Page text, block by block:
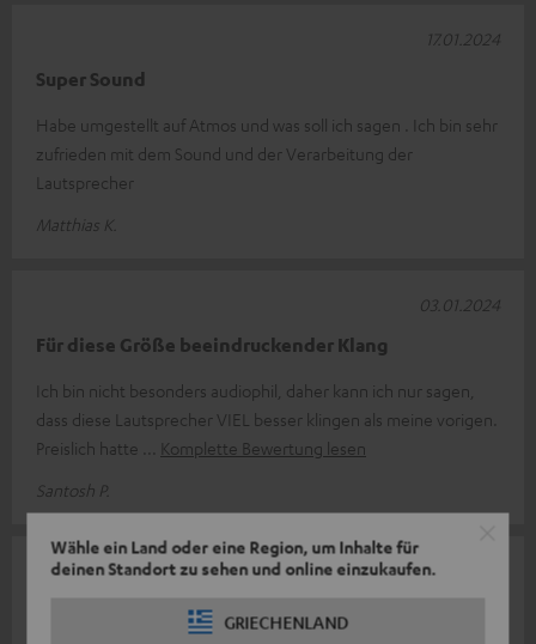
Wähle ein Land oder eine Region, um Inhalte für
deinen Standort zu sehen und online einzukaufen.
GRIECHENLAND
Super Sound
Habe umgestellt auf Atmos und was soll ich sagen . Ich bin sehr
zufrieden mit dem Sound und der Verarbeitung der
Lautsprecher
Matthias K.
17.01.2024
Für diese Größe beeindruckender Klang
Ich bin nicht besonders audiophil, daher kann ich nur sagen,
dass diese Lautsprecher VIEL besser klingen als meine vorigen.
Preislich hatte
Komplette Bewertung lesen
Santosh P.
03.01.2024
02.12.2023